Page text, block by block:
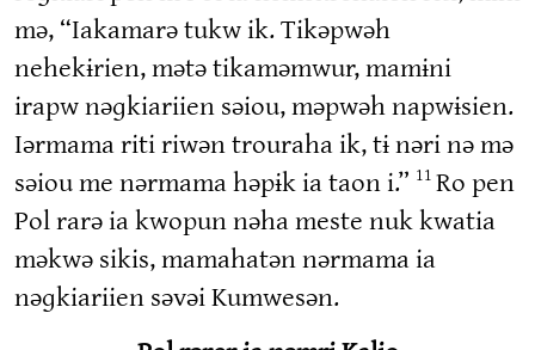
mə, “Iakamarə tukw ik. Tikəpwəh
nehekɨrien, mətə tikaməmwur, mamɨni
irapw nəɡkiariien səiou, məpwəh napwɨsien.
Iərmama riti riwən trouraha ik, tɨ nəri nə mə
səiou me nərmama həpɨk ia taon i.” 11 Ro pen
Pol rarə ia kwopun nəha meste nuk kwatia
məkwə sikis, mamahatən nərmama ia
nəɡkiariien səvəi Kumwesən.